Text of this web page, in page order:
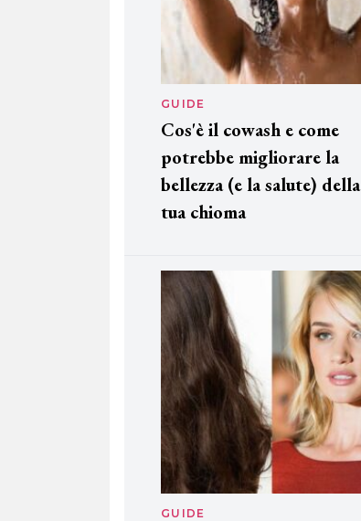
GUIDE
Cos'è il cowash e come
potrebbe migliorare la
bellezza (e la salute) della
tua chioma
GUIDE